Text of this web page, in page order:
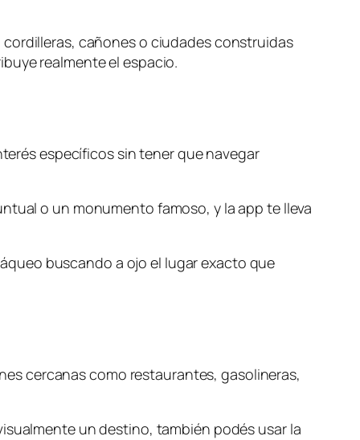
cañones o ciudades construidas
realmente el espacio.
específicos sin tener que navegar
o un monumento famoso, y la app te lleva
buscando a ojo el lugar exacto que
cercanas como restaurantes, gasolineras,
un destino, también podés usar la